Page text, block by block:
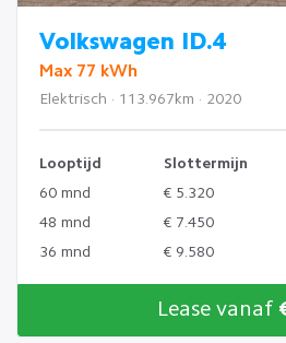
Volkswagen ID.4
Max 77 kWh
Elektrisch · 113.967km · 2020
Looptijd Slottermijn
60 mnd
€ 5.320
48 mnd
€ 7.450
36 mnd
€ 9.580
Lease vanaf